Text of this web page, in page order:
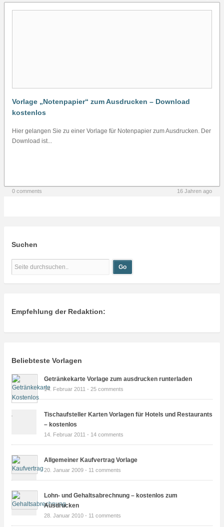
Vorlage „Notenpapier“ zum Ausdrucken – Download
kostenlos
Hier gelangen Sie zu einer Vorlage für Notenpapier zum Ausdrucken. Der
Download ist...
0 comments 16 Jahren ago
Suchen
Empfehlung der Redaktion:
Beliebteste Vorlagen
Getränkekarte Vorlage zum ausdrucken runterladen
14. Februar 2011 - 25 comments
Tischaufsteller Karten Vorlagen für Hotels und Restaurants
– kostenlos
14. Februar 2011 - 14 comments
Allgemeiner Kaufvertrag Vorlage
20. Januar 2009 - 11 comments
Lohn- und Gehaltsabrechnung – kostenlos zum
Ausdrucken
28. Januar 2010 - 11 comments